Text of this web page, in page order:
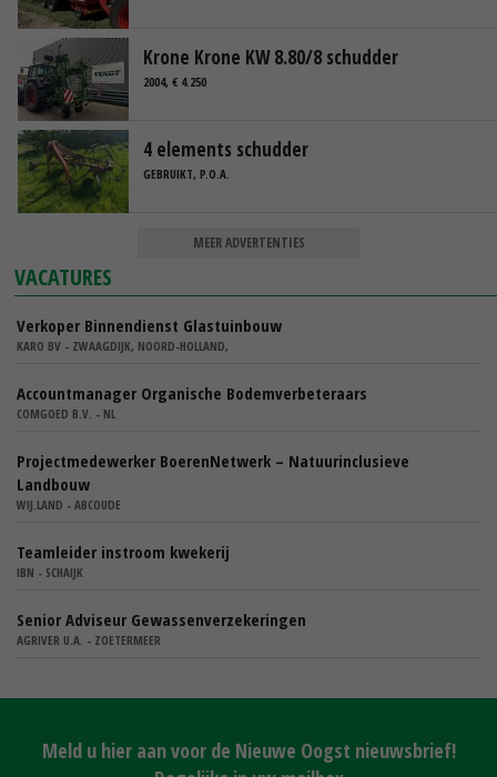
Krone Krone KW 8.80/8 schudder
2004, € 4.250
4 elements schudder
GEBRUIKT, P.O.A.
MEER ADVERTENTIES
VACATURES
Verkoper Binnendienst Glastuinbouw
KARO BV - ZWAAGDIJK, NOORD-HOLLAND,
Accountmanager Organische Bodemverbeteraars
COMGOED B.V. - NL
Projectmedewerker BoerenNetwerk – Natuurinclusieve
Landbouw
WIJ.LAND - ABCOUDE
Teamleider instroom kwekerij
IBN - SCHAIJK
Senior Adviseur Gewassenverzekeringen
AGRIVER U.A. - ZOETERMEER
Meld u hier aan voor de Nieuwe Oogst nieuwsbrief!